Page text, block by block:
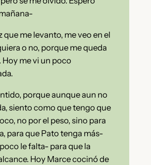
que me levanto, me veo en el
o no, porque me queda
Hoy me vi un poco
porque aunque aun no
siento como que tengo que
no por el peso, sino para
para que Pato tenga más-
le falta- para que la
Hoy Marce cocinó de